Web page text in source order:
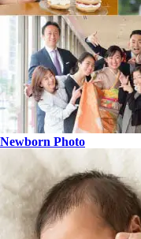
Newborn Photo